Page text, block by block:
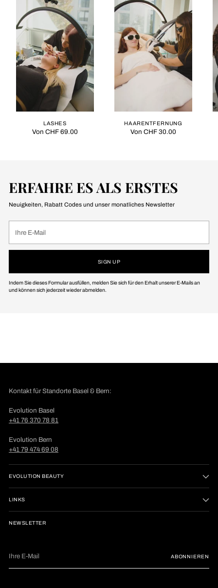
LASHES
Von CHF 69.00
HAARENTFERNUNG
Von CHF 30.00
ERFAHRE ES ALS ERSTES
Neuigkeiten, Rabatt Codes und unser monatliches Newsletter
Mail
SIGN UP
Indem Sie dieses Formular ausfüllen, melden Sie sich für den Erhalt unserer E-Mails an
und können sich jederzeit wieder abmelden.
Kontakt für Standorte Basel & Bern:
Evolution Basel
+41 76 370 78 81
Evolution Bern
+41 79 474 69 08
EVOLUTION BEAUTY
LINKS
NEWSLETTER
E-
Mail
ABONNIEREN